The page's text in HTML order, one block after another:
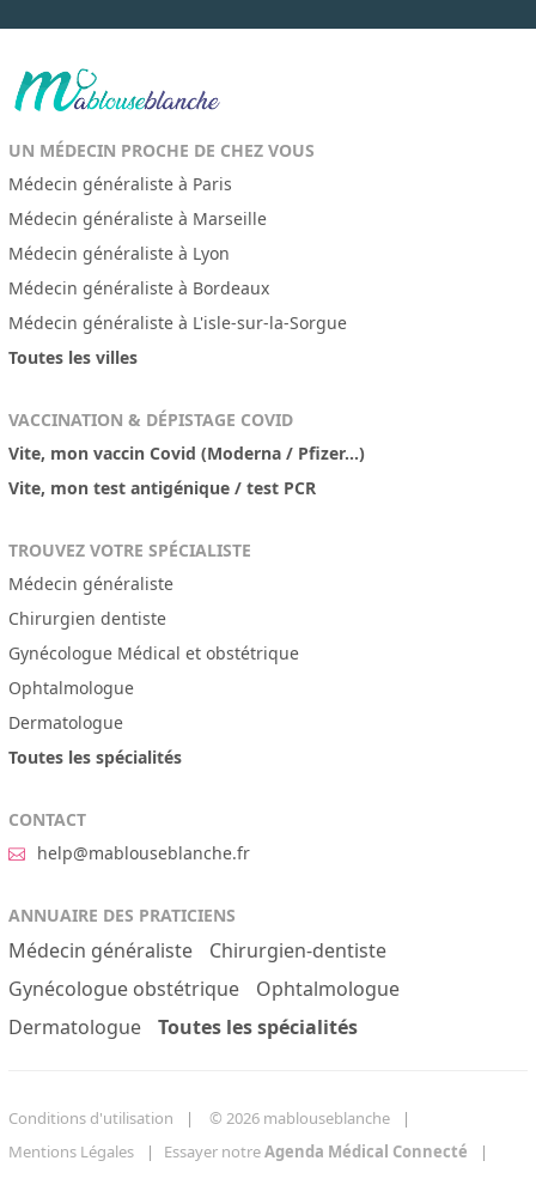
UN MÉDECIN PROCHE DE CHEZ VOUS
Médecin généraliste à Paris
Médecin généraliste à Marseille
Médecin généraliste à Lyon
Médecin généraliste à Bordeaux
Médecin généraliste à L'isle-sur-la-Sorgue
Toutes les villes
VACCINATION & DÉPISTAGE COVID
Vite, mon vaccin Covid (Moderna / Pfizer...)
Vite, mon test antigénique / test PCR
TROUVEZ VOTRE SPÉCIALISTE
Médecin généraliste
Chirurgien dentiste
Gynécologue Médical et obstétrique
Ophtalmologue
Dermatologue
Toutes les spécialités
CONTACT
help@mablouseblanche.fr
ANNUAIRE DES PRATICIENS
Médecin généraliste
Chirurgien-dentiste
Gynécologue obstétrique
Ophtalmologue
Dermatologue
Toutes les spécialités
Conditions d'utilisation
© 2026 mablouseblanche
Mentions Légales
Essayer notreAgenda Médical Connecté